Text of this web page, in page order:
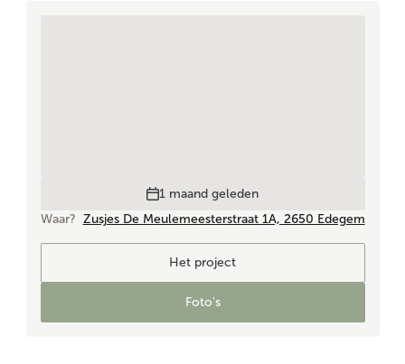
1 maand geleden
Waar? Zusjes De Meulemeesterstraat 1A, 2650 Edegem
Het project
Foto's